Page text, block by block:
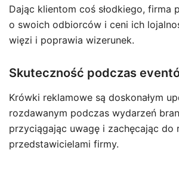
Dając klientom coś słodkiego, firma
o swoich odbiorców i ceni ich
więzi i poprawia wizerunek.
Skuteczność podczas
Krówki reklamowe są doskonałym
rozdawanym podczas wydarzeń
przyciągając uwagę i zachęcając do
przedstawicielami firmy.